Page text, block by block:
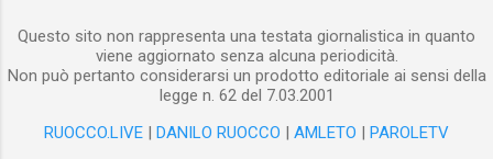
Questo sito non rappresenta una testata giornalistica in quanto
viene aggiornato senza alcuna periodicità.
Non può pertanto considerarsi un prodotto editoriale ai sensi della
legge n. 62 del 7.03.2001
RUOCCO.LIVE | DANILO RUOCCO | AMLETO | PAROLETV